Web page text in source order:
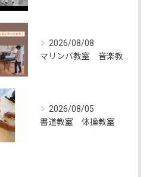
2026/08/08
マリンバ教室 音楽教室
2026/08/05
書道教室 体操教室